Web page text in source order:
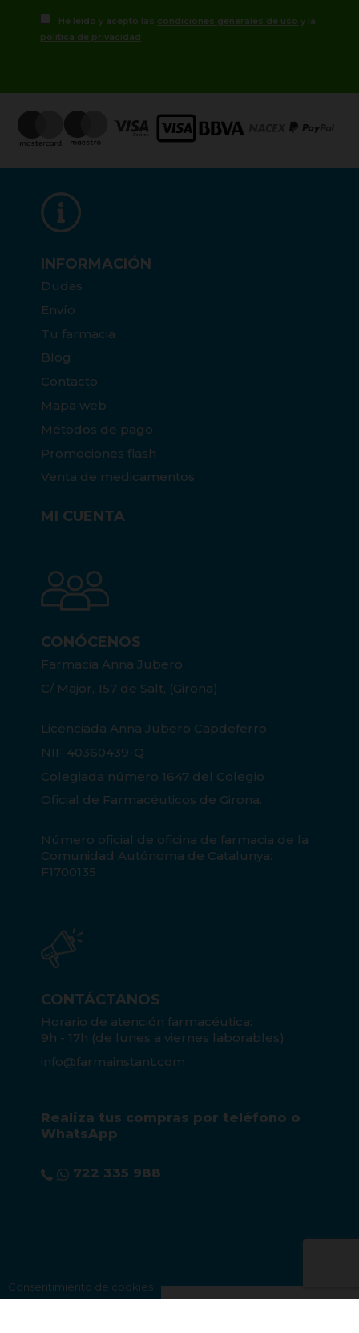
He leído y acepto las condiciones generales de uso y la
política de privacidad
INFORMACIÓN
Dudas
Envío
Tu farmacia
Blog
Contacto
Mapa web
Métodos de pago
Promociones flash
Venta de medicamentos
MI CUENTA
CONÓCENOS
Farmacia Anna Jubero
C/ Major, 157 de Salt, (Girona)
Licenciada Anna Jubero Capdeferro
NIF 40360439-Q
Colegiada número 1647 del Colegio
Oficial de Farmacéuticos de Girona.
Número oficial de oficina de farmacia de la
Comunidad Autónoma de Catalunya:
F1700135
CONTÁCTANOS
Horario de atención farmacéutica:
9h - 17h (de lunes a viernes laborables)
info@farmainstant.com
Realiza tus compras por teléfono o
WhatsApp
722 335 988
Consentimiento de cookies